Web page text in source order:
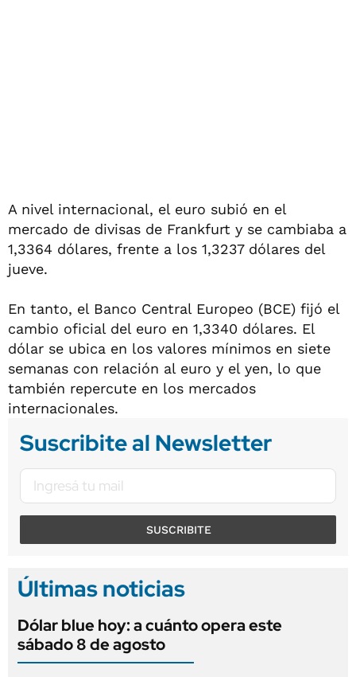
A nivel internacional, el euro subió en el
mercado de divisas de Frankfurt y se cambiaba a
1,3364 dólares, frente a los 1,3237 dólares del
jueve.
En tanto, el Banco Central Europeo (BCE) fijó el
cambio oficial del euro en 1,3340 dólares. El
dólar se ubica en los valores mínimos en siete
semanas con relación al euro y el yen, lo que
también repercute en los mercados
internacionales.
Suscribite al Newsletter
SUSCRIBITE
Últimas noticias
Dólar blue hoy: a cuánto opera este
sábado 8 de agosto